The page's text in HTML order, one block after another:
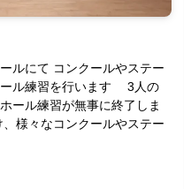
ルにて コンクールやステー
ール練習を行います 3人の
ール練習が無事に終了しま
様々なコンクールやステー